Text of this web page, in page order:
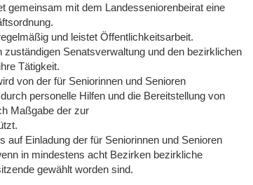
gemeinsam mit dem Landesseniorenbeirat eine
und leistet Öffentlichkeitsarbeit.
Senatsverwaltung und den bezirklichen
Tätigkeit.
von der für Seniorinnen und Senioren
personelle Hilfen und die Bereitstellung von
Maßgabe der zur
Einladung der für Seniorinnen und Senioren
in mindestens acht Bezirken bezirkliche
gewählt worden sind.